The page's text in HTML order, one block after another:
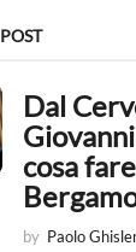
Dal
cosa
by Paolo